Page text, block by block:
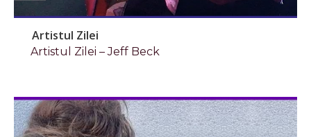
Artistul Zilei
Artistul Zilei – Jeff Beck